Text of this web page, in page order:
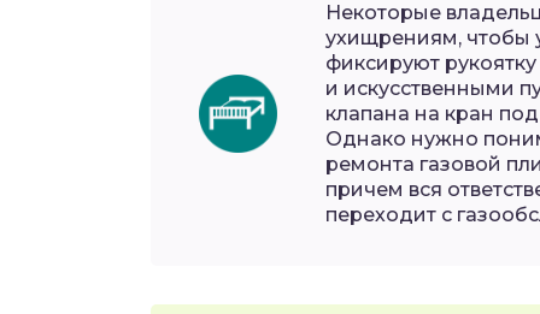
Некоторые
ухищрениям, чтобы
фиксируют
и искусственными
клапана на кран
Однако нужно
ремонта газовой
причем вся
переходит с